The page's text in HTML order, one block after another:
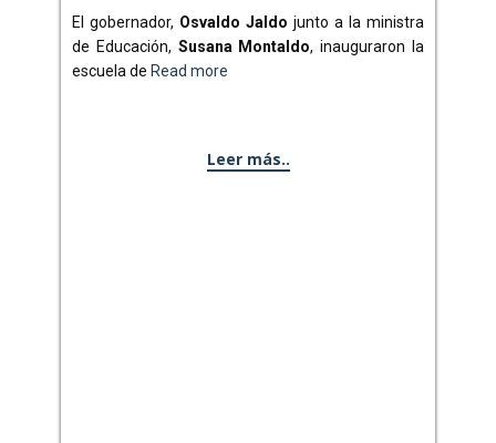
El gobernador, Osvaldo Jaldo junto a la ministra
de Educación, Susana Montaldo, inauguraron la
escuela de Read more
Leer más..